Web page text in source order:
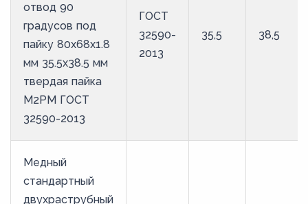
отвод 90
градусов под
пайку 80х68х1.8
мм 35.5х38.5 мм
твердая пайка
М2РМ ГОСТ
32590-2013
ГОСТ
32590-
2013
35,5 38,5
Медный
стандартный
двухраструбный